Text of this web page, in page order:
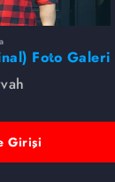
Foto Galeri
Girişi